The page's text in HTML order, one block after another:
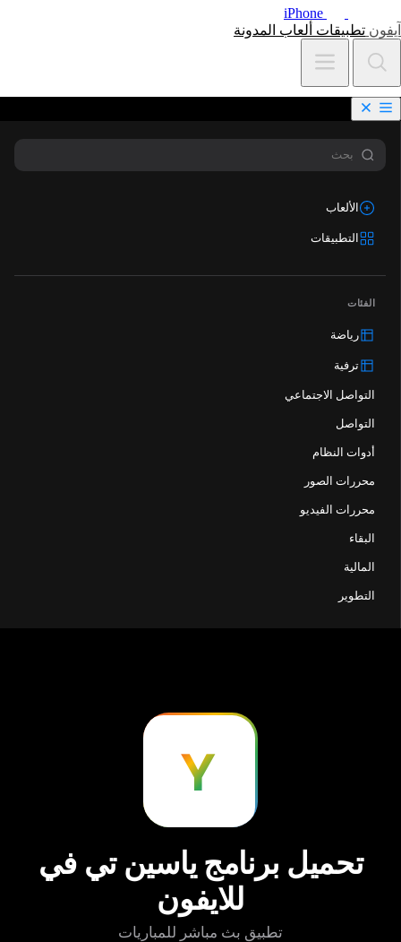
iPhone
آيفون تطبيقات ألعاب المدونة
الألعاب
التطبيقات
الفئات
رياضة
ترفية
التواصل الاجتماعي
التواصل
أدوات النظام
محررات الصور
محررات الفيديو
البقاء
المالية
التطوير
Y
تحميل برنامج ياسين تي في
للايفون
تطبيق بث مباشر للمباريات